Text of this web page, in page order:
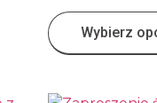
Wybierz